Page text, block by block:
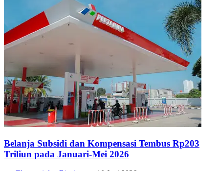
Belanja Subsidi dan Kompensasi Tembus Rp203
Triliun pada Januari-Mei 2026